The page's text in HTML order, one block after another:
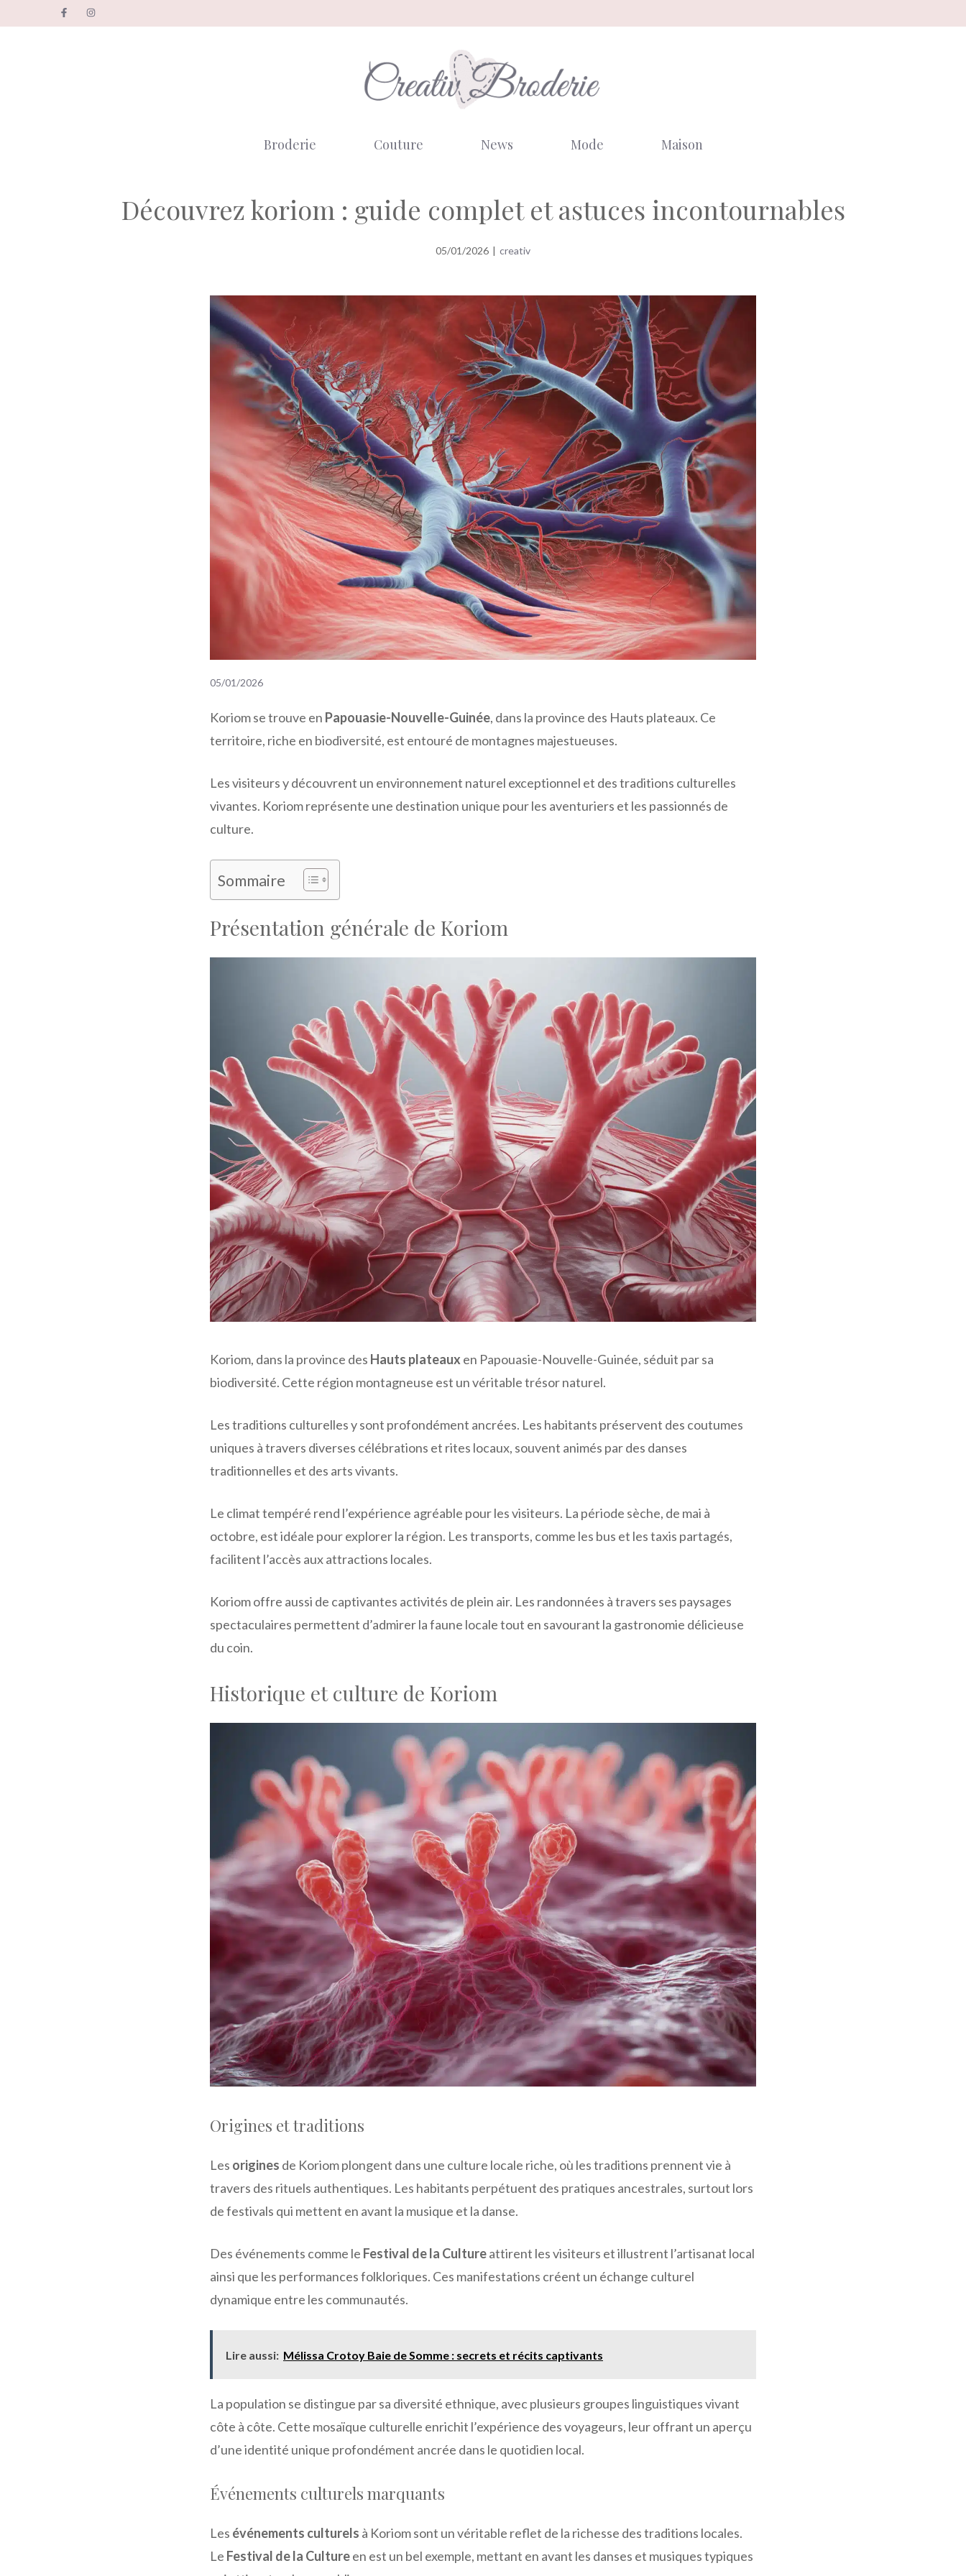
Broderie Couture News Mode Maison
Découvrez koriom : guide complet et astuces incontournables
05/01/2026 | creativ
05/01/2026
Koriom se trouve en Papouasie-Nouvelle-Guinée, dans la province des Hauts plateaux. Ce
territoire, riche en biodiversité, est entouré de montagnes majestueuses.
Les visiteurs y découvrent un environnement naturel exceptionnel et des traditions culturelles
vivantes. Koriom représente une destination unique pour les aventuriers et les passionnés de
culture.
Sommaire
Présentation générale de Koriom
Koriom, dans la province des Hauts plateaux en Papouasie-Nouvelle-Guinée, séduit par sa
biodiversité. Cette région montagneuse est un véritable trésor naturel.
Les traditions culturelles y sont profondément ancrées. Les habitants préservent des coutumes
uniques à travers diverses célébrations et rites locaux, souvent animés par des danses
traditionnelles et des arts vivants.
Le climat tempéré rend l’expérience agréable pour les visiteurs. La période sèche, de mai à
octobre, est idéale pour explorer la région. Les transports, comme les bus et les taxis partagés,
facilitent l’accès aux attractions locales.
Koriom offre aussi de captivantes activités de plein air. Les randonnées à travers ses paysages
spectaculaires permettent d’admirer la faune locale tout en savourant la gastronomie délicieuse
du coin.
Historique et culture de Koriom
Origines et traditions
Les origines de Koriom plongent dans une culture locale riche, où les traditions prennent vie à
travers des rituels authentiques. Les habitants perpétuent des pratiques ancestrales, surtout lors
de festivals qui mettent en avant la musique et la danse.
Des événements comme le Festival de la Cultureattirent les visiteurs et illustrent l’artisanat local
ainsi que les performances folkloriques. Ces manifestations créent un échange culturel
dynamique entre les communautés.
Lire aussi: Mélissa Crotoy Baie de Somme : secrets et récits captivants
La population se distingue par sa diversité ethnique, avec plusieurs groupes linguistiques vivant
côte à côte. Cette mosaïque culturelle enrichit l’expérience des voyageurs, leur offrant un aperçu
d’une identité unique profondément ancrée dans le quotidien local.
Événements culturels marquants
Les événements culturels à Koriom sont un véritable reflet de la richesse des traditions locales.
Le Festival de la Cultureen est un bel exemple, mettant en avant les danses et musiques typiques